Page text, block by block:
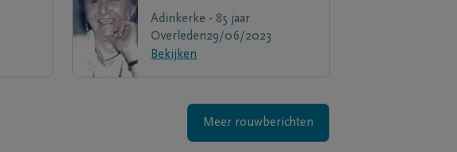
Adinkerke - 85 jaar
Overleden29/06/2023
Bekijken
Meer rouwberichten